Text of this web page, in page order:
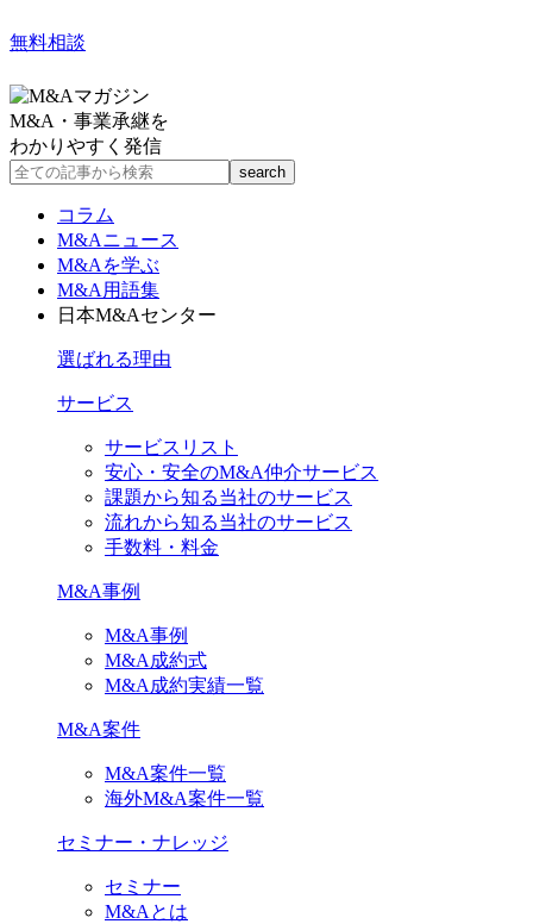
無料相談
M&A・事業承継を
わかりやすく発信
コラム
M&Aニュース
M&Aを学ぶ
M&A用語集
日本M&Aセンター
選ばれる理由
サービス
サービスリスト
安心・安全のM&A仲介サービス
課題から知る当社のサービス
流れから知る当社のサービス
手数料・料金
M&A事例
M&A事例
M&A成約式
M&A成約実績一覧
M&A案件
M&A案件一覧
海外M&A案件一覧
セミナー・ナレッジ
セミナー
M&Aとは